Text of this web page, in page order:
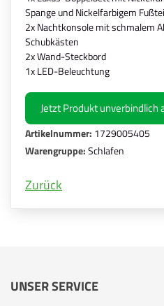
Spange und Nickelfarbigem
2x Nachtkonsole mit schmalem
Schubkästen
2x Wand-Steckbord
1x LED-Beleuchtung
Jetzt Produkt unverbindlich
Artikelnummer: 1729005405
Warengruppe:Schlafen
Zurück
UNSER SERVICE